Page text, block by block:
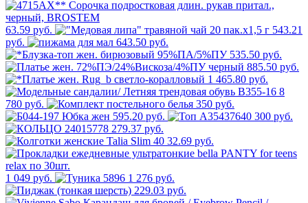
63.59 руб.
543.21
руб.
643.50 руб.
535.50 руб.
885.50 руб.
1 465.80 руб.
8
780 руб.
350 руб.
595.20 руб.
300 руб.
279.37 руб.
32.69 руб.
1 049 руб.
1 276 руб.
229.03 руб.